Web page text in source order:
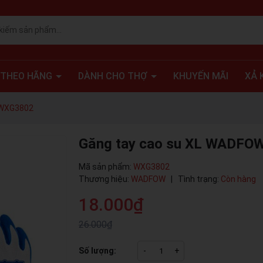
HÃNG DÀNH CHO THỢ KHUYẾN MÃI XẢ
Găng tay cao su XL
Mã sản phẩm: WXG3802
Thương hiệu: WADFOW Tình trạng: Còn hàng
18.000₫
26.000₫
Số lượng: - +